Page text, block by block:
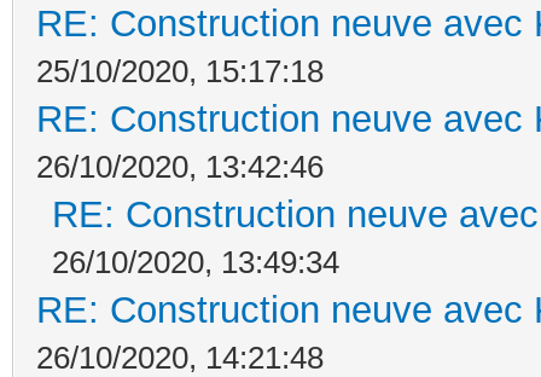
RE: Construction neuve avec
25/10/2020, 15:17:18
RE: Construction neuve avec
26/10/2020, 13:42:46
RE: Construction neuve
26/10/2020, 13:49:34
RE: Construction neuve avec
26/10/2020, 14:21:48